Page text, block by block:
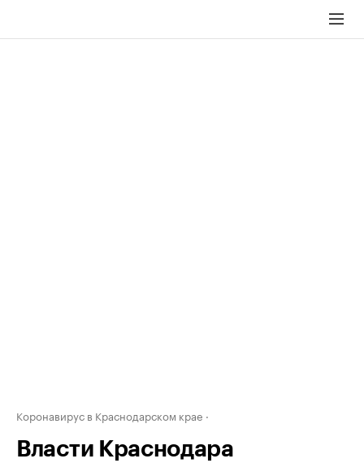
Коронавирус в Краснодарском крае
Власти Краснодара